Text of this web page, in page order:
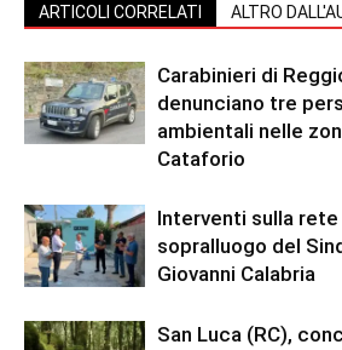
ARTICOLI CORRELATI ALTRO
Carabinieri di
denunciano tre
ambientali nelle
Cataforio
Interventi sulla
sopralluogo del
Giovanni Calabria
San Luca (RC),